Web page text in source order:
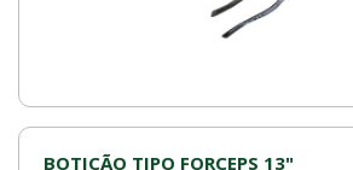
BOTICÃO TIPO FORCEPS 13"